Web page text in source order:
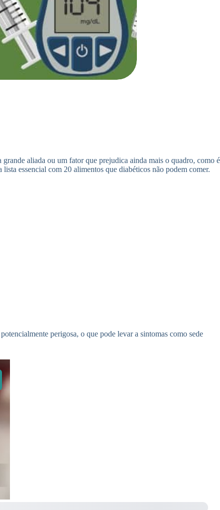
grande aliada ou um fator que prejudica ainda mais o quadro, como é
lista essencial com 20 alimentos que diabéticos não podem comer.
perigosa, o que pode levar a sintomas como sede